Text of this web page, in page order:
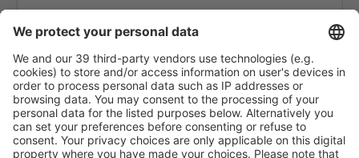
Ciudad Victoria Pedro José Méndez (CVM)
Chihuahua Roberto Fierro Villalobos (CUU)
Durango Guadalupe Victoria (DGO)
Guerrero Negro Airport (GUB)